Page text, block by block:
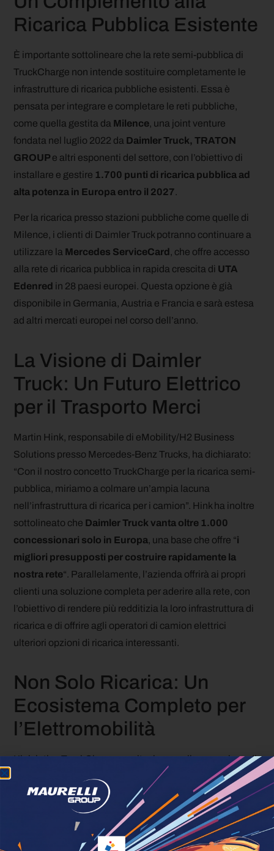
Ricarica Pubblica Esistente
È importante sottolineare che la rete semi-pubblica di
TruckCharge non intende sostituire completamente le
infrastrutture di ricarica pubbliche esistenti. Essa è
pensata per integrare e completare le reti pubbliche,
come quella gestita da Milence, una joint venture
fondata nel luglio 2022 da Daimler Truck, TRATON
GROUP e altri esponenti del settore, con l’obiettivo di
installare e gestire 1.700 punti di ricarica pubblica ad
alta potenza in Europa entro il 2027.
Per la ricarica presso stazioni pubbliche come quelle di
Milence, i clienti di Daimler Truck potranno continuare a
utilizzare la Mercedes ServiceCard , che offre accesso
alla rete di ricarica pubblica in rapida crescita di UTA
Edenred in 28 paesi europei. Questa opzione è già
disponibile in Germania, Austria e Francia e sarà estesa
ad altri mercati europei nel corso dell’anno.
La Visione di Daimler
Truck: Un Futuro Elettrico
per il Trasporto Merci
Martin Hink, responsabile di eMobility/H2 Business
Solutions presso Mercedes-Benz Trucks, ha dichiarato:
“Con il nostro concetto TruckCharge per la ricarica semi-
pubblica, miriamo a colmare un’ampia lacuna
nell’infrastruttura di ricarica per i camion”. Hink ha inoltre
sottolineato che Daimler Truck vanta oltre 1.000
concessionari solo in Europa, una base che offre “i
migliori presupposti per costruire rapidamente la
nostra rete“. Parallelamente, l’azienda offrirà ai propri
clienti una soluzione completa per aderire alla rete, con
l’obiettivo di rendere più redditizia la loro infrastruttura di
ricarica e di offrire agli operatori di camion elettrici
ulteriori opzioni di ricarica interessanti.
Non Solo Ricarica: Un
Ecosistema Completo per
l’Elettromobilità
L’iniziativa TruckCharge va oltre la semplice creazione di
una rete di ricarica. Essa rappresenta un
approccio
olistico all’elettrificazione del trasporto merci,
comprendendoconsulenza, infrastrutture e
. Daimler Truck si propone di offrire ai propri
clienti un pacchetto completo ed economicamente